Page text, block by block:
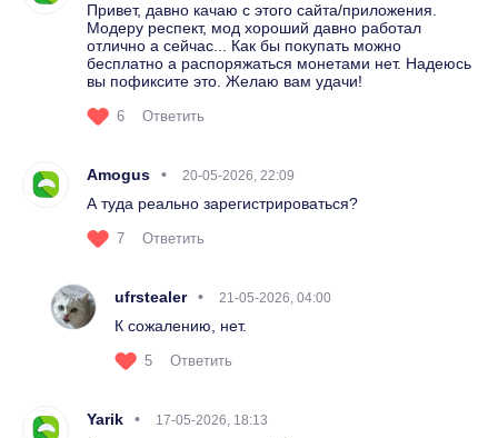
Привет, давно качаю с этого сайта/приложения.
Модеру респект, мод хороший давно работал
отлично а сейчас... Как бы покупать можно
бесплатно а распоряжаться монетами нет. Надеюсь
вы пофиксите это. Желаю вам удачи!
6 Ответить
Amogus 20-05-2026, 22:09
А туда реально зарегистрироваться?
7 Ответить
ufrstealer 21-05-2026, 04:00
К сожалению, нет.
5 Ответить
Yarik 17-05-2026, 18:13